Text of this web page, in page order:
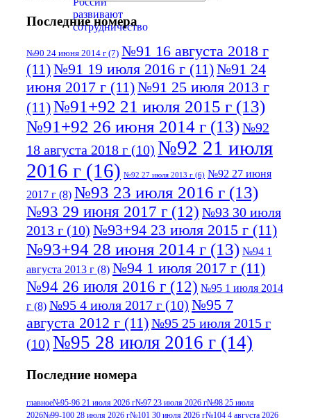
Последние номера
№90 24 июня 2014 г (7) №91 16 августа 2018 г
(11)№91 19 июля 2016 г (11)№91 24
июня 2017 г (11)№91 25 июля 2013 г
(11)№91+92 21 июля 2015 г (13)
№91+92 26 июня 2014 г (13)№92
18 августа 2018 г (10) №92 21 июля
2016 г (16) №92 27 июля 2013 г (6) №92 27 июня
2017 г (8) №93 23 июля 2016 г (13)
№93 29 июня 2017 г (12) №93 30 июля
2013 г (10) №93+94 23 июля 2015 г (11)
№93+94 28 июня 2014 г (13) №94 1
августа 2013 г (8) №94 1 июля 2017 г (11)
№94 26 июля 2016 г (12) №95 1 июля 2014
г (8) №95 4 июля 2017 г (10) №95 7
августа 2012 г (11)№95 25 июля 2015 г
(10) №95 28 июля 2016 г (14)
июля 2017 г(11)№96 9 августа 2012
г(13) №96 28 июля 2015 г(9) №96+97 3
Последние номера
главное№95-96 21 июля 2026 г№97 23 июля 2026 г№98 25 июля
2026№99-100 28 июля 2026 г№101 30 июля 2026 г№104 4 августа 2026